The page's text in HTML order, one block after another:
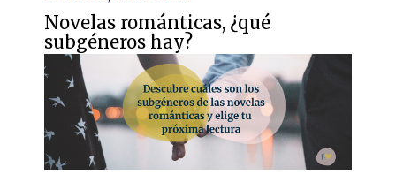
Novelas románticas, ¿qué
subgéneros hay?